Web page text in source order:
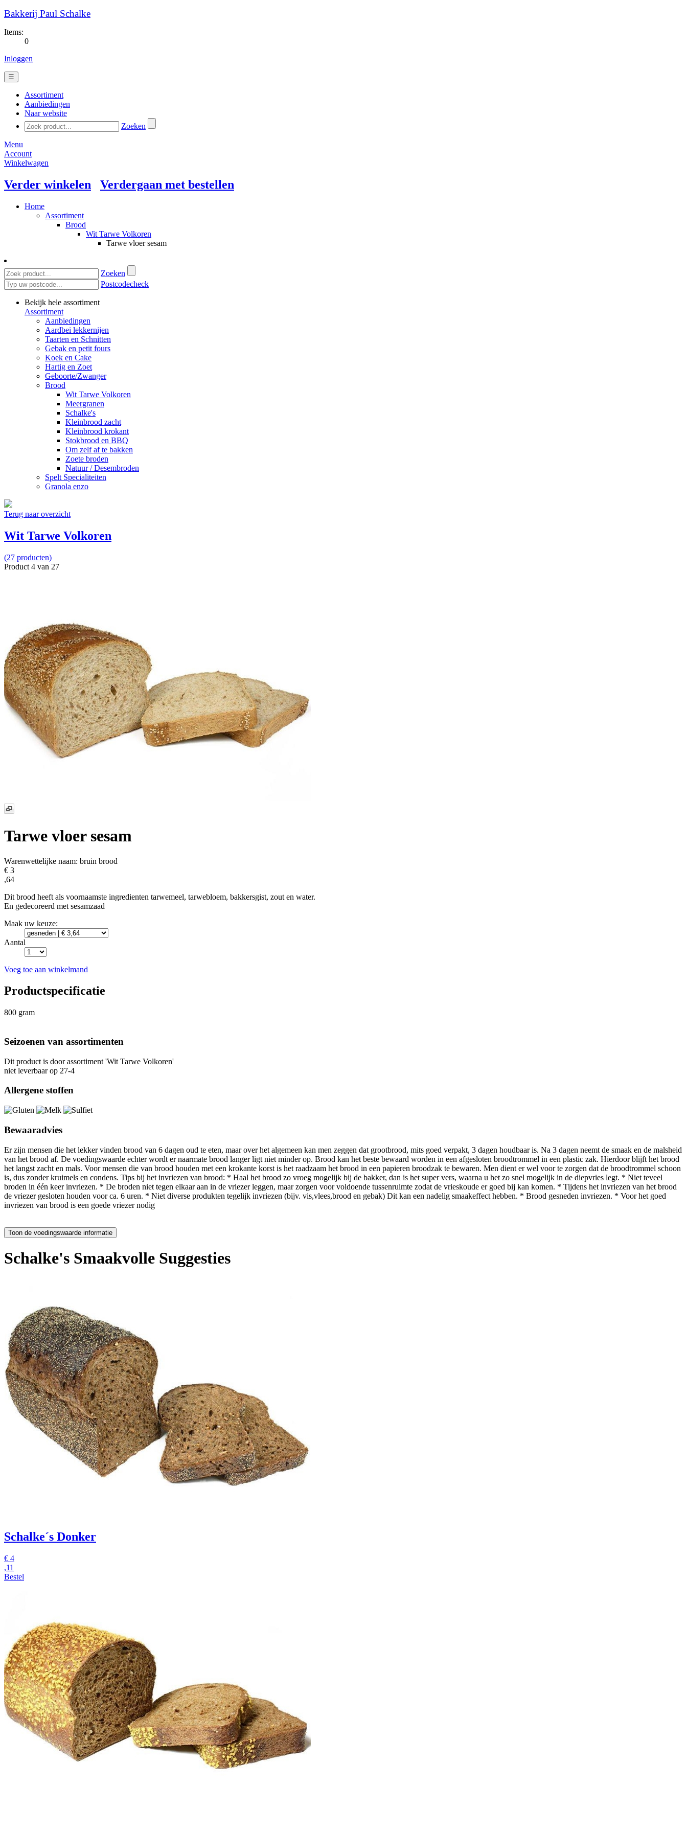
Bakkerij Paul Schalke
Items:
0
Inloggen
☰
Assortiment
Aanbiedingen
Naar website
Zoeken
Menu
Account
Winkelwagen
Verder winkelen Verdergaan met bestellen
Home
Assortiment
Brood
Wit Tarwe Volkoren
Tarwe vloer sesam
Zoeken
Postcodecheck
Bekijk hele assortiment
Assortiment
Aanbiedingen
Aardbei lekkernijen
Taarten en Schnitten
Gebak en petit fours
Koek en Cake
Hartig en Zoet
Geboorte/Zwanger
Brood
Wit Tarwe Volkoren
Meergranen
Schalke's
Kleinbrood zacht
Kleinbrood krokant
Stokbrood en BBQ
Om zelf af te bakken
Zoete broden
Natuur / Desembroden
Spelt Specialiteiten
Granola enzo
Terug naar overzicht
Wit Tarwe Volkoren
(27 producten)
Product 4 van 27
Tarwe vloer sesam
Warenwettelijke naam: bruin brood
€ 3
,64
Dit brood heeft als voornaamste ingredienten tarwemeel, tarwebloem, bakkersgist, zout en water.
En gedecoreerd met sesamzaad
Maak uw keuze:
Aantal
Voeg toe aan winkelmand
Productspecificatie
800 gram
Seizoenen van assortimenten
Dit product is door assortiment 'Wit Tarwe Volkoren'
niet leverbaar op 27-4
Allergene stoffen
Bewaaradvies
Er zijn mensen die het lekker vinden brood van 6 dagen oud te eten, maar over het algemeen kan men zeggen dat grootbrood, mits goed verpakt, 3 dagen houdbaar is. Na 3 dagen neemt de smaak en de malsheid
van het brood af. De voedingswaarde echter wordt er naarmate brood langer ligt niet minder op. Brood kan het beste bewaard worden in een afgesloten broodtrommel in een plastic zak. Hierdoor blijft het brood
het langst zacht en mals. Voor mensen die van brood houden met een krokante korst is het raadzaam het brood in een papieren broodzak te bewaren. Men dient er wel voor te zorgen dat de broodtrommel schoon
is, dus zonder kruimels en condens. Tips bij het invriezen van brood: * Haal het brood zo vroeg mogelijk bij de bakker, dan is het super vers, waarna u het zo snel mogelijk in de diepvries legt. * Niet teveel
broden in één keer invriezen. * De broden niet tegen elkaar aan in de vriezer leggen, maar zorgen voor voldoende tussenruimte zodat de vrieskoude er goed bij kan komen. * Tijdens het invriezen van het brood
de vriezer gesloten houden voor ca. 6 uren. * Niet diverse produkten tegelijk invriezen (bijv. vis,vlees,brood en gebak) Dit kan een nadelig smaakeffect hebben. * Brood gesneden invriezen. * Voor het goed
invriezen van brood is een goede vriezer nodig
Schalke's Smaakvolle Suggesties
Schalke´s Donker
€ 4
,11
Bestel